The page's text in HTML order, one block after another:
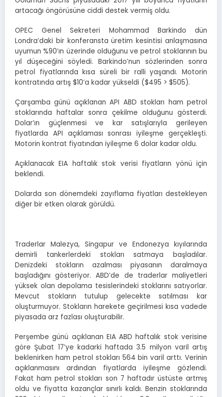
artacağı öngörüsüne ciddi destek vermiş oldu.
OPEC Genel Sekreteri Mohammad Barkindo dün
Londra’daki bir konferansta üretim kesintisi anlaşmasına
uyumun %90’ın üzerinde olduğunu ve petrol stoklarının bu
yıl düşeceğini söyledi. Barkindo’nun sözlerinden sonra
petrol fiyatlarında kısa süreli bir ralli yaşandı. Motorin
kontratında artış $10’a kadar yükseldi ($495 > $505).
Çarşamba günü açıklanan API ABD stokları ham petrol
stoklarında haftalar sonra çekilme olduğunu gösterdi.
Dolar’ın güçlenmesi ve kar satışlarıyla gerileyen
fiyatlarda API açıklaması sonrası iyileşme gerçekleşti.
Motorin kontrat fiyatından iyileşme 6 dolar kadar oldu.
Açıklanacak EIA haftalık stok verisi fiyatların yönü için
beklendi.
Dolarda son dönemdeki zayıflama fiyatları destekleyen
diğer bir etken olarak görüldü.
Traderlar Malezya, Singapur ve Endonezya kıyılarında
demirli tankerlerdeki stokları satmaya başladılar.
Denizdeki stokların azalması piyasanın daralmaya
başladığını gösteriyor. ABD’de de traderlar maliyetleri
yüksek olan depolama tesislerindeki stoklarını satıyorlar.
Mevcut stokların tutulup gelecekte satılması kar
oluşturmuyor. Stokların harekete geçirilmesi kısa vadede
piyasada arz fazlası oluşturabilir.
Perşembe günü açıklanan EIA ABD haftalık stok verisine
göre Şubat 17’ye kadarki haftada 3.5 milyon varil artış
beklenirken ham petrol stokları 564 bin varil arttı. Verinin
açıklanmasını ardından fiyatlarda iyileşme gözlendi.
Fakat ham petrol stokları son 7 haftadır üstüste artmış
oldu ve fiyatta kazançlar sınırlı kaldı. Benzin stoklarında